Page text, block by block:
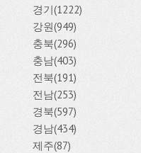
경기(1222)
강원(949)
충북(296)
충남(403)
전북(191)
전남(253)
경북(597)
경남(434)
제주(87)